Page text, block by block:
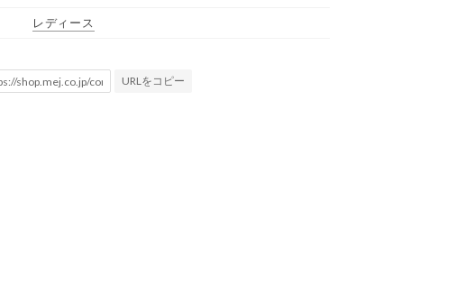
レディース
URLをコピー